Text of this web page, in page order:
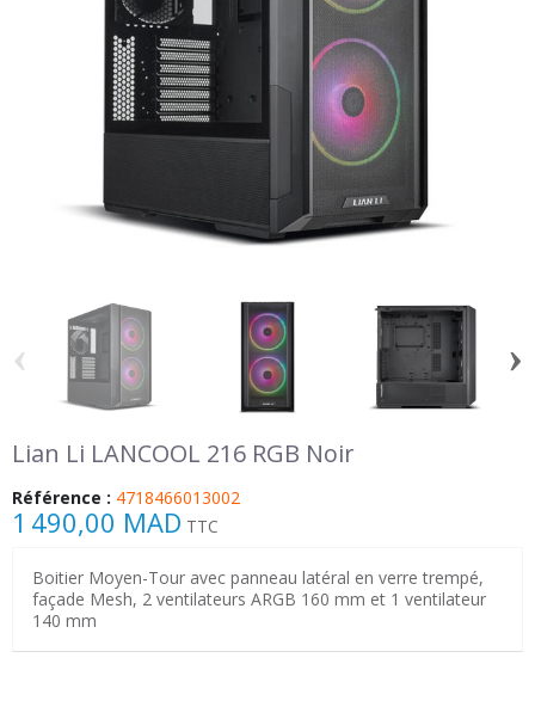
‹ ›
Lian Li LANCOOL 216 RGB Noir
Référence : 4718466013002
1 490,00 MAD TTC
Boitier Moyen-Tour avec panneau latéral en verre trempé,
façade Mesh, 2 ventilateurs ARGB 160 mm et 1 ventilateur
140 mm